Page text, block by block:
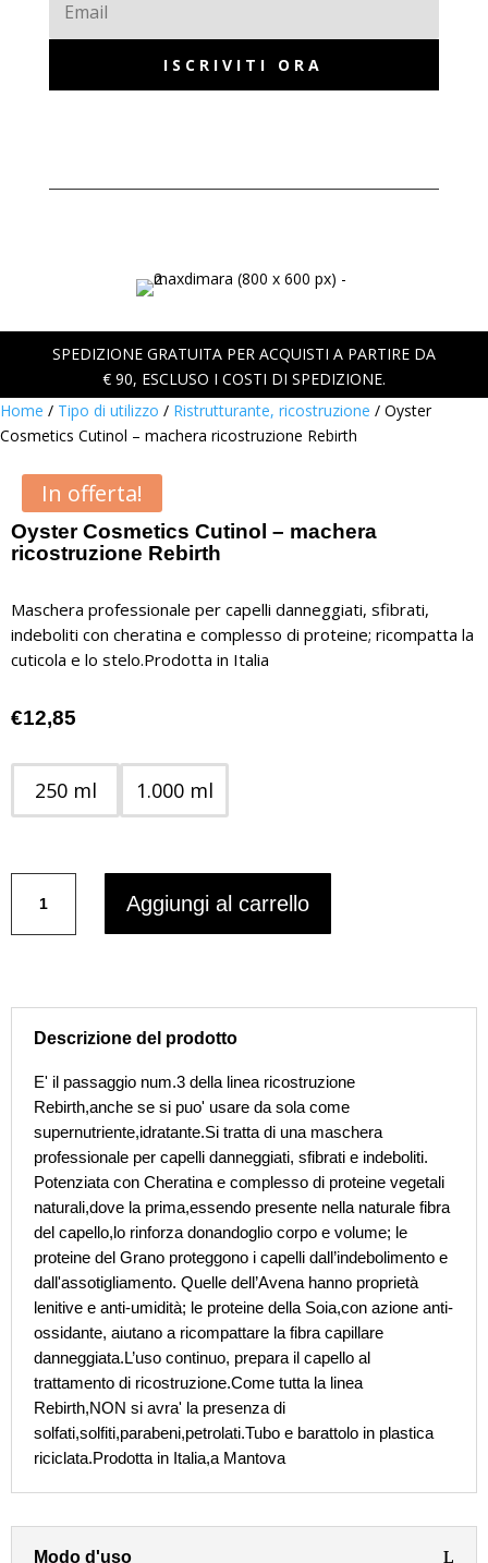
ISCRIVITI ORA
SPEDIZIONE GRATUITA PER ACQUISTI A PARTIRE DA
€ 90, ESCLUSO I COSTI DI SPEDIZIONE.
Home / Tipo di utilizzo / Ristrutturante, ricostruzione / Oyster
Cosmetics Cutinol – machera ricostruzione Rebirth
In offerta!
Oyster Cosmetics Cutinol – machera
ricostruzione Rebirth
Maschera professionale per capelli danneggiati, sfibrati,
indeboliti con cheratina e complesso di proteine; ricompatta la
cuticola e lo stelo.Prodotta in Italia
€12,85
250 ml 1.000 ml
Cosmetics
Cutinol
ricostruzione
Rebirth
Aggiungi al carrello
Descrizione del prodotto
E' il passaggio num.3 della linea ricostruzione
Rebirth,anche se si puo' usare da sola come
supernutriente,idratante.Si tratta di una maschera
professionale per capelli danneggiati, sfibrati e indeboliti.
Potenziata con Cheratina e complesso di proteine vegetali
naturali,dove la prima,essendo presente nella naturale fibra
del capello,lo rinforza donandoglio corpo e volume; le
proteine del Grano proteggono i capelli dall’indebolimento e
dall'assotigliamento. Quelle dell’Avena hanno proprietà
lenitive e anti-umidità; le proteine della Soia,con azione anti-
ossidante, aiutano a ricompattare la fibra capillare
danneggiata.L’uso continuo, prepara il capello al
trattamento di ricostruzione.Come tutta la linea
Rebirth,NON si avra' la presenza di
solfati,solfiti,parabeni,petrolati.Tubo e barattolo in plastica
riciclata.Prodotta in Italia,a Mantova
Modo d'uso